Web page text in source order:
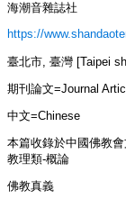
海潮音雜誌社
https://
臺北市, 臺灣 [Taipei
期刊論文=Journal
中文=Chinese
本篇收錄於中國佛教
教理類-概論
佛教真義